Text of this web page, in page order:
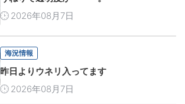
2026年08月7日
海況情報
昨日よりウネリ入ってます
2026年08月7日